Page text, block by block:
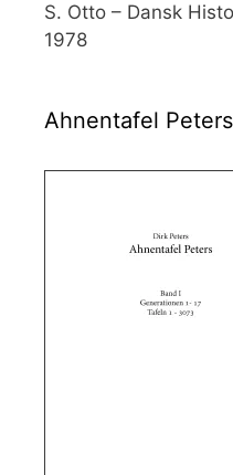
S. Otto – Dansk
1978
Ahnentafel Peters